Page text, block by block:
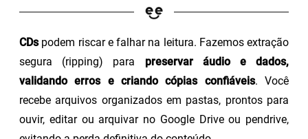
CDspodem riscar e falhar na leitura. Fazemos extração
segura (ripping) para preservar áudio e dados,
validando erros e criando cópias confiáveis. Você
recebe arquivos organizados em pastas, prontos para
ouvir, editar ou arquivar no Google Drive ou pendrive,